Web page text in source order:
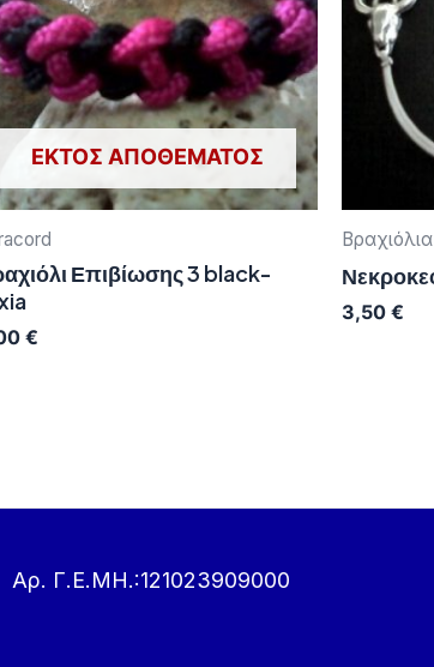
ΕΚΤΌΣ ΑΠΟΘΈΜΑΤΟΣ
Επιβίωσης 3 black-
€
Βραχιόλια
3,50 €
Αρ. Γ.Ε.ΜΗ.:121023909000